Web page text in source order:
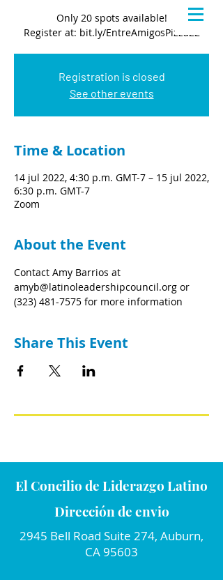
Only 20 spots available!
Register at: bit.ly/EntreAmigosPizza22
Registration is closed
See other events
Time & Location
14 jul 2022, 4:30 p.m. GMT-7 – 15 jul 2022,
6:30 p.m. GMT-7
Zoom
About the Event
Contact Amy Barrios at
amyb@latinoleadershipcouncil.org or
(323) 481-7575 for more information
Share This Event
El Concilio de Liderazgo Latino
Dirección de envio
2945 Bell Road Suite 274, Auburn,
CA 95603